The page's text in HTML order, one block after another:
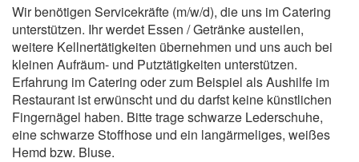
Wir benötigen Servicekräfte (m/w/d), die uns im Catering
unterstützen. Ihr werdet Essen / Getränke austeilen,
weitere Kellnertätigkeiten übernehmen und uns auch bei
kleinen Aufräum- und Putztätigkeiten unterstützen.
Erfahrung im Catering oder zum Beispiel als Aushilfe im
Restaurant ist erwünscht und du darfst keine künstlichen
Fingernägel haben. Bitte trage schwarze Lederschuhe,
eine schwarze Stoffhose und ein langärmeliges, weißes
Hemd bzw. Bluse.